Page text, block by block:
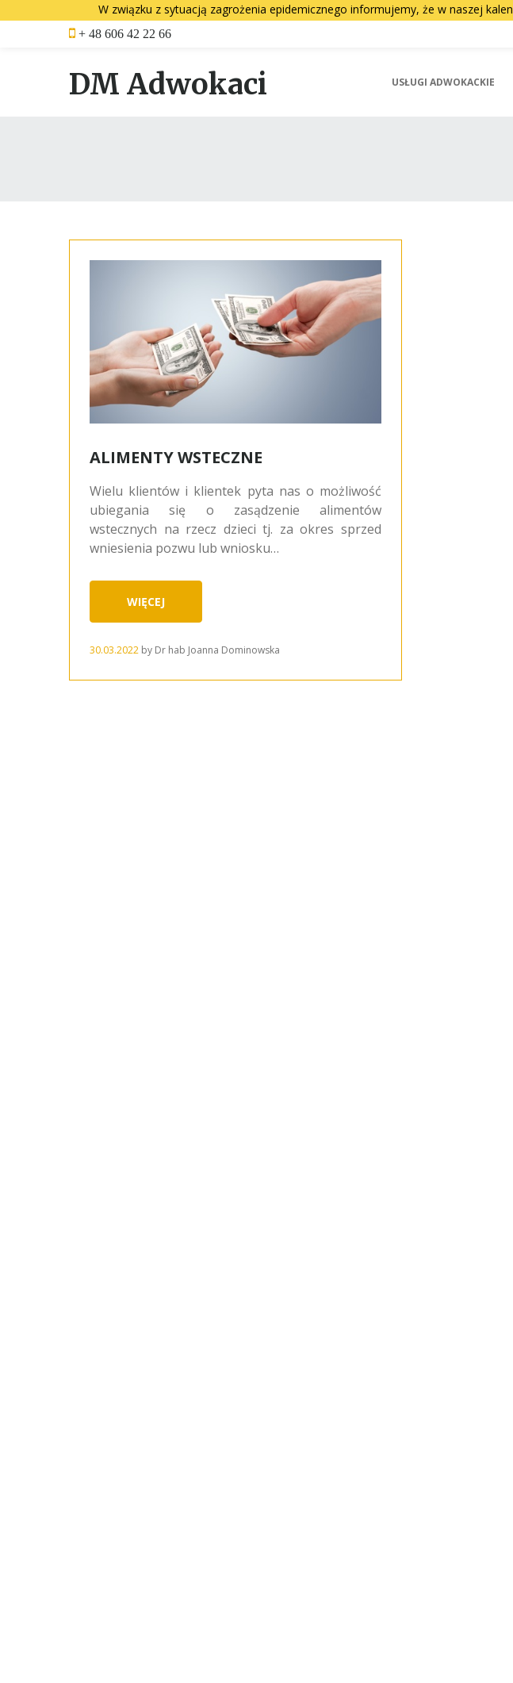
W związku z sytuacją zagrożenia epidemicznego informujemy, że w naszej
+ 48 606 42 22 66
DM Adwokaci USŁUGI ADWOKACKIE
marzec
ALIMENTY WSTECZNE
Wielu klientów i klientek pyta nas o możliwość
ubiegania się o zasądzenie alimentów
wstecznych na rzecz dzieci tj. za okres sprzed
wniesienia pozwu lub wniosku…
WIĘCEJ
30.03.2022 by Dr hab Joanna Dominowska